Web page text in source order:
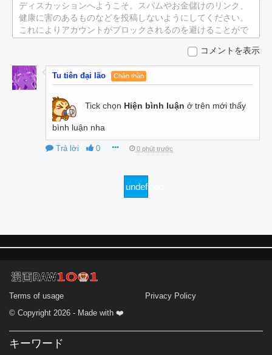
ディスカッションへようこそ。スパムやお金儲けのリンク、
健康に害のあるものなどを投稿しないようにしてください。
これによりアカウントがブロックされるのを避けることがで
コメントを表示
Tu tiên đại lão Chân thần
Tick chọn Hiện bình luận ở trên mới thấy
bình luận nha
Trả lời 0 0 phút trước
undefined
Terms of usage
Privacy Policy
© Copyright 2026 - Made with ❤️
キーワード